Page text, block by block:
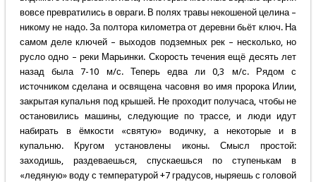
вовсе превратились в овраги. В полях травы некошеной целина –
никому не надо. За полтора километра от деревни бьёт ключ. На
самом деле ключей – выходов подземных рек – несколько, но
русло одно – реки Марьинки. Скорость течения ещё десять лет
назад была 7-10 м/с. Теперь едва ли 0,3 м/с. Рядом с
источником сделана и освящена часовня во имя пророка Илии,
закрытая купальня под крышей. Не проходит получаса, чтобы не
остановились машины, следующие по трассе, и люди идут
набирать в ёмкости «святую» водичку, а некоторые и в
купальню. Кругом установлены иконы. Смысл простой:
заходишь, раздеваешься, спускаешься по ступенькам в
«ледяную» воду с температурой +7 градусов, ныряешь с головой